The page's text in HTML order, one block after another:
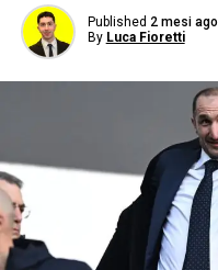
Published 2 mesi ago
By Luca Fioretti